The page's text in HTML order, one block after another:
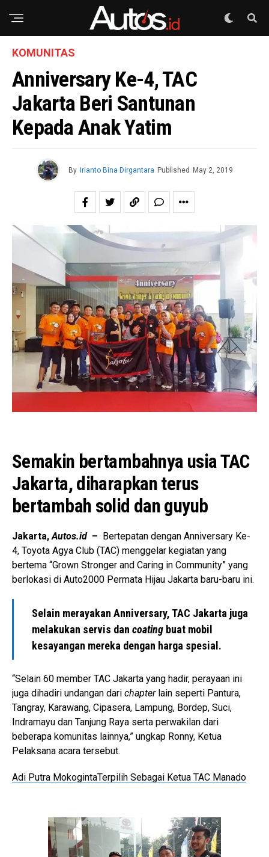
KOMUNITAS
Anniversary Ke-4, TAC
Jakarta Beri Santunan
Kepada Anak Yatim
By Irianto Bina Dirgantara Published May 2, 2019
Semakin bertambahnya usia TAC
Jakarta, diharapkan terus
bertambah solid dan guyub
Jakarta, Autos.id – Bertepatan dengan Anniversary Ke-
4, Toyota Agya Club (TAC) menggelar kegiatan yang
bertema “Grown Stronger and Caring in Community” yang
berlokasi di Auto2000 Permata Hijau Jakarta baru-baru ini.
Selain merayakan Anniversary, TAC Jakarta juga
melakukan servis dan coating buat mobil
kesayangan mereka dengan harga spesial.
“Selain 60 member TAC Jakarta yang hadir, perayaan ini
juga dihadiri undangan dari chapterlain seperti Pantura,
Tangray, Karawang, Cipasera, Lampung, Bordep, Suci,
Indramayu dan Tanjung Raya serta perwakilan dari
beberapa komunitas lainnya,” ungkap Ronny, Ketua
Pelaksana acara tersebut.
Adi Putra MokogintaTerpilih Sebagai Ketua TAC Manado